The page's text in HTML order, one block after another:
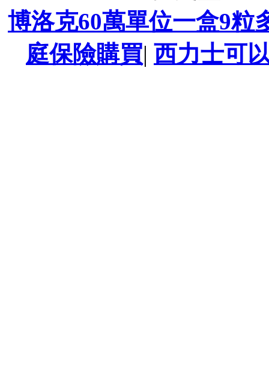
博洛克60萬單位一盒9粒
庭保險購買| 西力士可